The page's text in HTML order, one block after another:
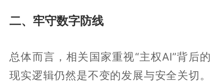
二、牢守数字防线
总体而言，相关国家重视“主权AI”背后的
现实逻辑仍然是不变的发展与安全关切。